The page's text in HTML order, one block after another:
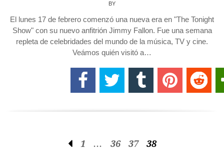
BY
El lunes 17 de febrero comenzó una nueva era en "The Tonight
Show" con su nuevo anfitrión Jimmy Fallon. Fue una semana
repleta de celebridades del mundo de la música, TV y cine.
Veámos quién visitó a…
1 … 36 37 38